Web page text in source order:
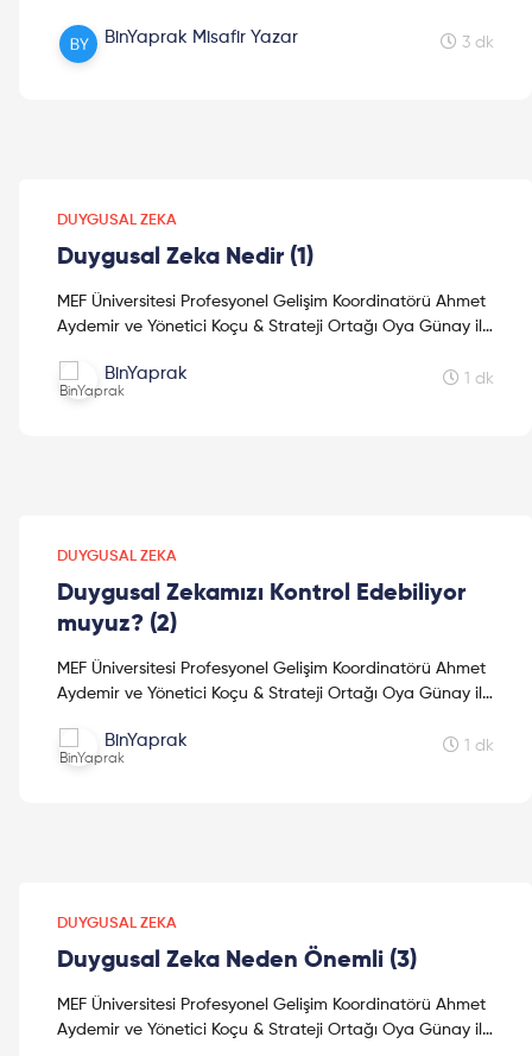
BinYaprak Misafir Yazar 3 dk
DUYGUSAL ZEKA
Duygusal Zeka Nedir (1)
MEF Üniversitesi Profesyonel Gelişim Koordinatörü Ahmet
Aydemir ve Yönetici Koçu & Strateji Ortağı Oya Günay ile
BinYaprak 1 dk
DUYGUSAL ZEKA
Duygusal Zekamızı Kontrol Edebiliyor
muyuz? (2)
MEF Üniversitesi Profesyonel Gelişim Koordinatörü Ahmet
Aydemir ve Yönetici Koçu & Strateji Ortağı Oya Günay ile
BinYaprak 1 dk
DUYGUSAL ZEKA
Duygusal Zeka Neden Önemli (3)
MEF Üniversitesi Profesyonel Gelişim Koordinatörü Ahmet
Aydemir ve Yönetici Koçu & Strateji Ortağı Oya Günay ile